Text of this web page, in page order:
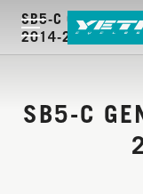
SB5-C GEN1
2014-2015
SB5-C